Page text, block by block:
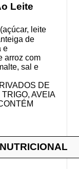
Leite
leite
de
e
arroz com
sal e
DE
AVEIA